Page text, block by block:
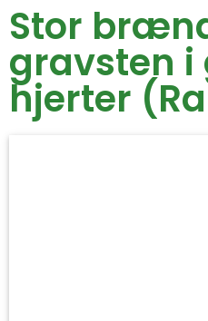
Stor
gravsten i
hjerter